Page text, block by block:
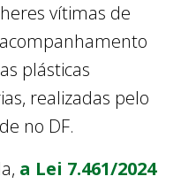
vítimas de
plásticas
realizadas pelo
no DF.
a Lei 7.461/2024